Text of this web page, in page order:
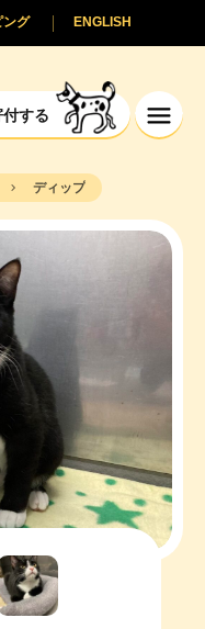
付する
ENGLISH
ング
ディップ